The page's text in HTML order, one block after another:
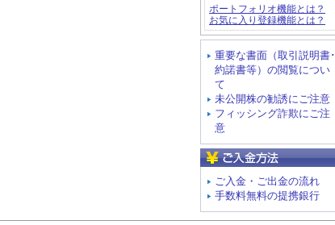
ポートフォリオ機能とは？
お気に入り登録機能とは？
重要な書面（取引説明書･
約諾書等）の閲覧につい
て
未公開株の勧誘にご注意
フィッシング詐欺にご注
意
ご入金・ご出金の流れ
手数料無料の提携銀行